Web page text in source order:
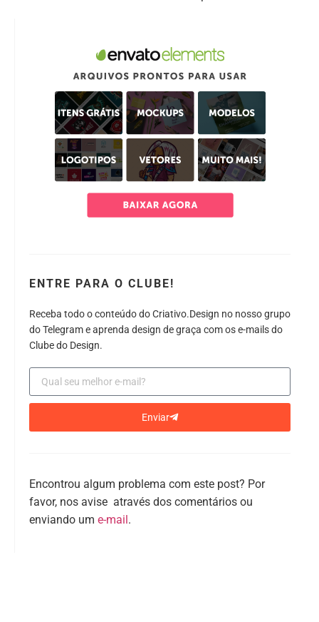
ENTRE PARA O CLUBE!
Receba todo o conteúdo do Criativo.Design no nosso grupo
do Telegram e aprenda design de graça com os e-mails do
Clube do Design.
Enviar
Encontrou algum problema com este post? Por
favor, nos avise através dos comentários ou
enviando um e-mail.